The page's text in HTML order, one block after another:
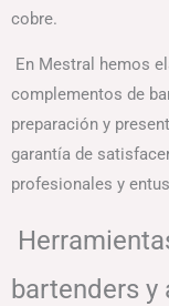
cobre.
En Mestral hemos
complementos de
preparación y
garantía de
profesionales y
bartenders